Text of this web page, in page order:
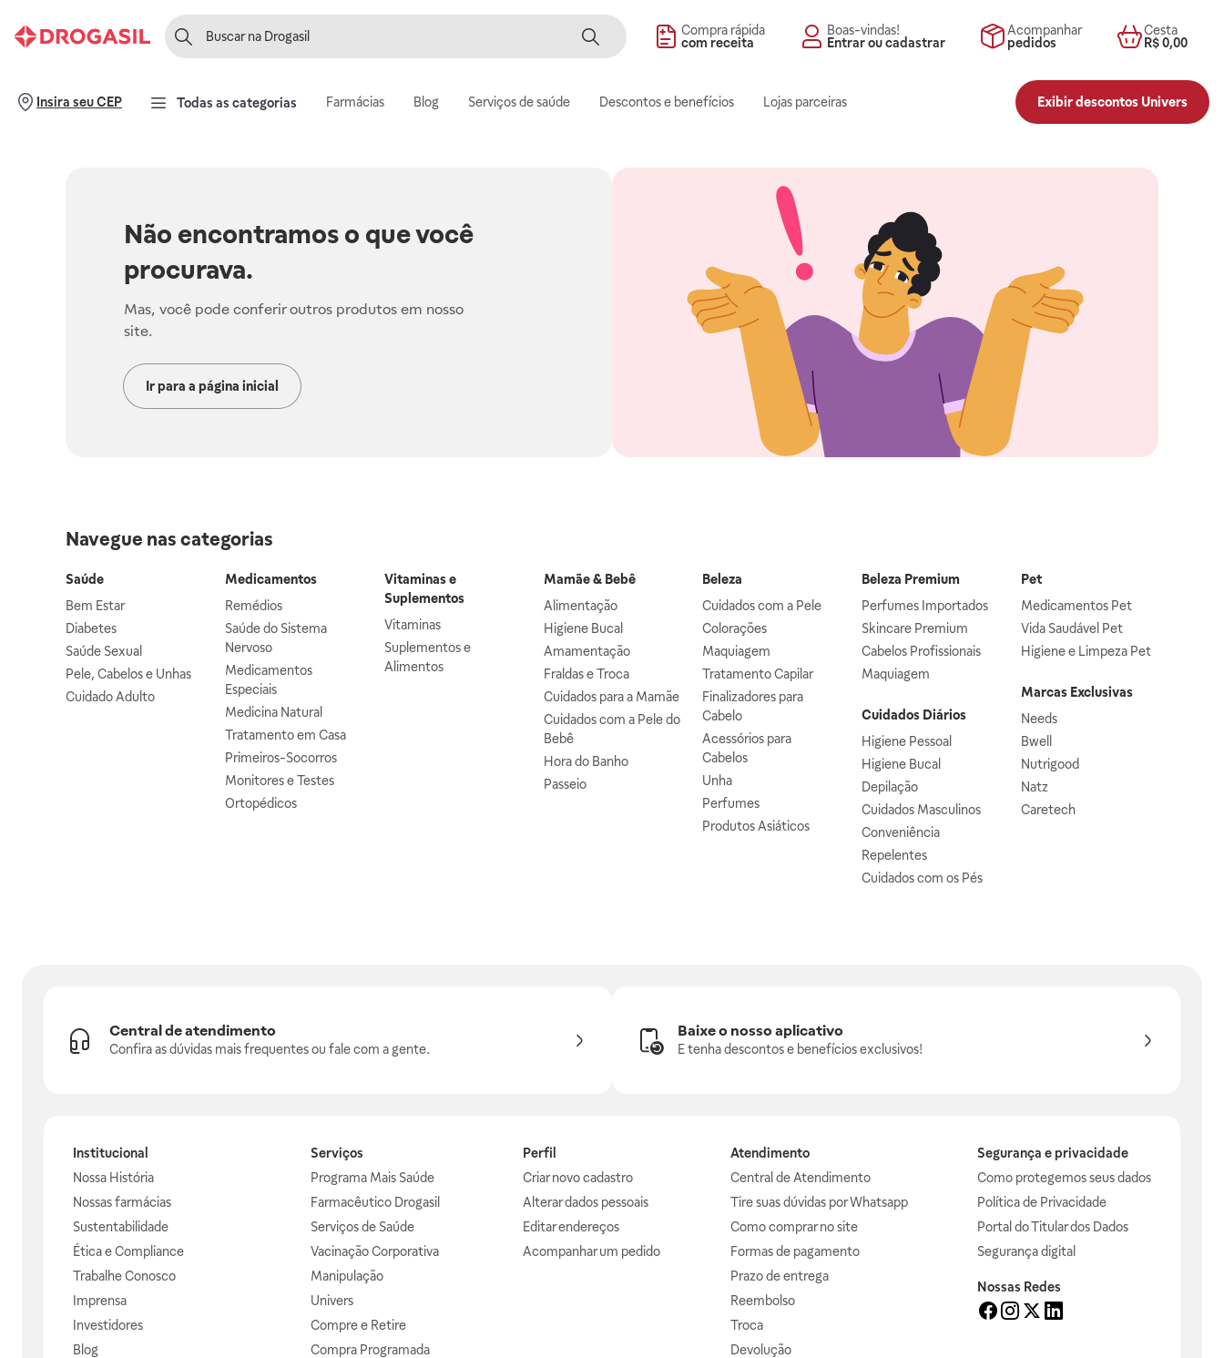
Compra rápida
com receita
Boas-vindas!
Entrar ou cadastrar
Acompanhar
pedidos
Cesta
R$ 0,00
Insira seu CEP Todas as categorias Farmácias Blog Serviços de saúde Descontos e benefícios Lojas parceiras Exibir descontos Univers
Não encontramos o que você
procurava.
Mas, você pode conferir outros produtos em nosso
site.
Ir para a página inicial
Navegue nas categorias
Saúde
Bem Estar
Diabetes
Saúde Sexual
Pele, Cabelos e Unhas
Cuidado Adulto
Medicamentos
Remédios
Saúde do Sistema
Nervoso
Medicamentos
Especiais
Medicina Natural
Tratamento em Casa
Primeiros-Socorros
Monitores e Testes
Ortopédicos
Vitaminas e
Suplementos
Vitaminas
Suplementos e
Alimentos
Mamãe & Bebê
Alimentação
Higiene Bucal
Amamentação
Fraldas e Troca
Cuidados para a Mamãe
Cuidados com a Pele do
Bebê
Hora do Banho
Passeio
Beleza
Cuidados com a Pele
Colorações
Maquiagem
Tratamento Capilar
Finalizadores para
Cabelo
Acessórios para
Cabelos
Unha
Perfumes
Produtos Asiáticos
Beleza Premium
Perfumes Importados
Skincare Premium
Cabelos Profissionais
Maquiagem
Cuidados Diários
Higiene Pessoal
Higiene Bucal
Depilação
Cuidados Masculinos
Conveniência
Repelentes
Cuidados com os Pés
Pet
Medicamentos Pet
Vida Saudável Pet
Higiene e Limpeza Pet
Marcas Exclusivas
Needs
Bwell
Nutrigood
Natz
Caretech
Central de atendimento
Confira as dúvidas mais frequentes ou fale com a gente.
Baixe o nosso aplicativo
E tenha descontos e benefícios exclusivos!
Institucional
Nossa História
Nossas farmácias
Sustentabilidade
Ética e Compliance
Trabalhe Conosco
Imprensa
Investidores
Blog
Serviços
Programa Mais Saúde
Farmacêutico Drogasil
Serviços de Saúde
Vacinação Corporativa
Manipulação
Univers
Compre e Retire
Compra Programada
Perfil
Criar novo cadastro
Alterar dados pessoais
Editar endereços
Acompanhar um pedido
Atendimento
Central de Atendimento
Tire suas dúvidas por Whatsapp
Como comprar no site
Formas de pagamento
Prazo de entrega
Reembolso
Troca
Devolução
Segurança e privacidade
Como protegemos seus dados
Política de Privacidade
Portal do Titular dos Dados
Segurança digital
Nossas Redes